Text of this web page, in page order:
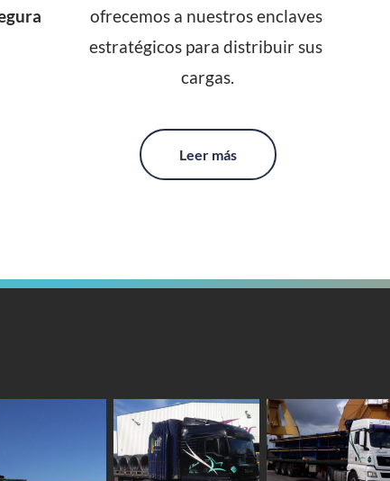
ofrecemos a nuestros enclaves
estratégicos para distribuir sus
cargas.
Leer más